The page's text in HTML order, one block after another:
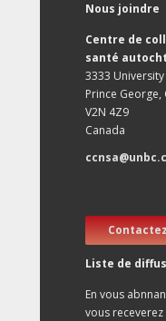
Nous joindre
Centre de
santé
3333 University
Prince
V2N 4Z9
Canada
Liste de
En vous
vous